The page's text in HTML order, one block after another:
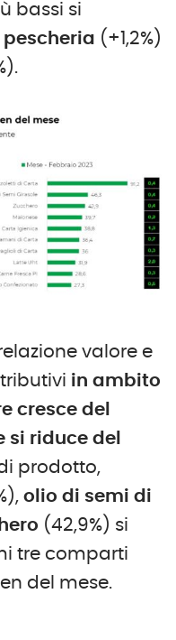
bassi si
pescheria (+1,2%)
valore e
in ambito
cresce del
si riduce del
prodotto,
olio di semi di
(42,9%) si
tre comparti
del mese.